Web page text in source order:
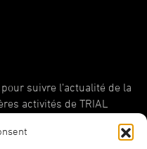
suivre l’actualité de la
activités de TRIAL